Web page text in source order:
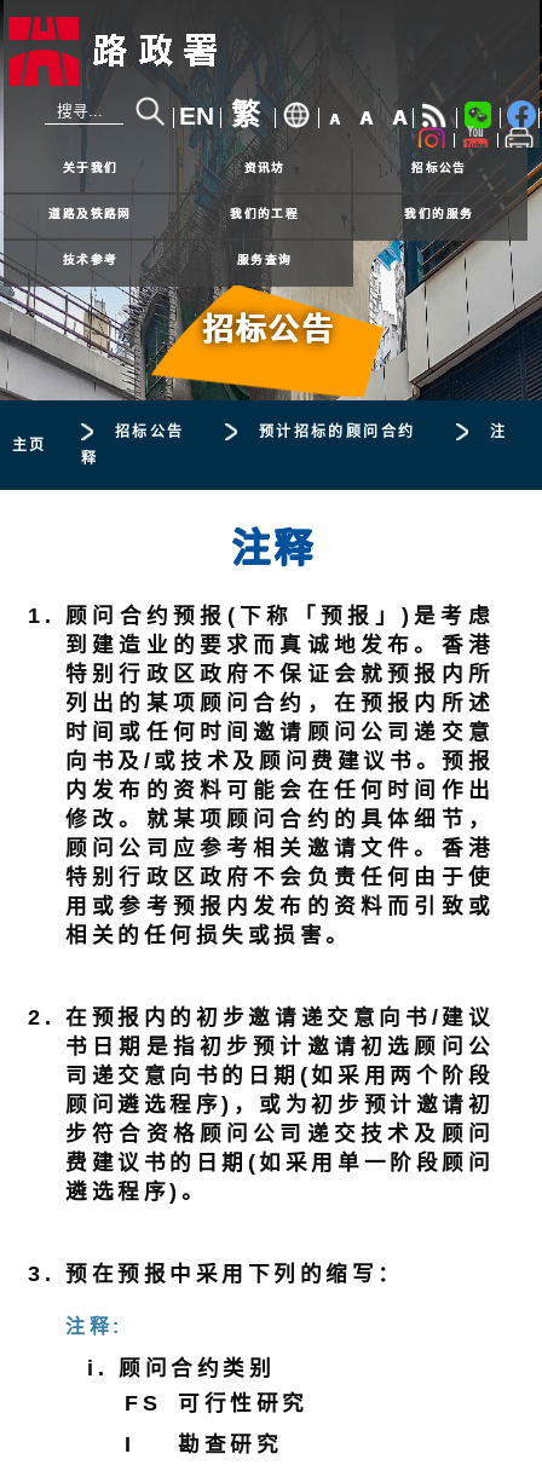
EN 繁 A A A
24小时热线 2926 4111
关于我们 资讯坊 招标公告
道路及铁路网 我们的工程 我们的服务
技术参考 服务查询
主页
招标公告
招标公告 预计招标的顾问合约
注
释
注释
顾问合约预报(下称「预报」)是考虑
到建造业的要求而真诚地发布。香港
特别行政区政府不保证会就预报内所
列出的某项顾问合约，在预报内所述
时间或任何时间邀请顾问公司递交意
向书及/或技术及顾问费建议书。预报
内发布的资料可能会在任何时间作出
修改。就某项顾问合约的具体细节，
顾问公司应参考相关邀请文件。香港
特别行政区政府不会负责任何由于使
用或参考预报内发布的资料而引致或
相关的任何损失或损害。
在预报内的初步邀请递交意向书/建议
书日期是指初步预计邀请初选顾问公
司递交意向书的日期(如采用两个阶段
顾问遴选程序)，或为初步预计邀请初
步符合资格顾问公司递交技术及顾问
费建议书的日期(如采用单一阶段顾问
遴选程序)。
预在预报中采用下列的缩写：
注释:
顾问合约类别
FS
可行性研究
I
勘查研究